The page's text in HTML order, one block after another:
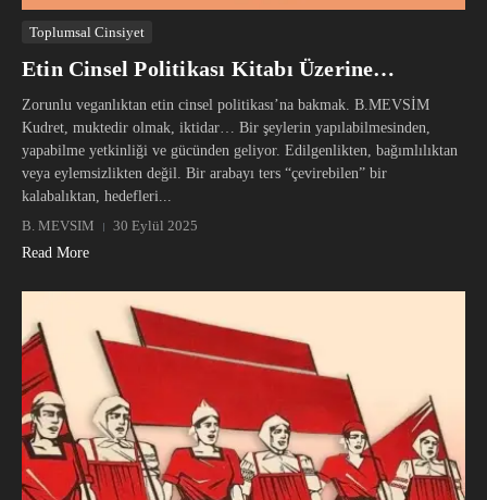
Toplumsal Cinsiyet
Etin Cinsel Politikası Kitabı Üzerine…
Zorunlu veganlıktan etin cinsel politikası’na bakmak. B.MEVSİM
Kudret, muktedir olmak, iktidar… Bir şeylerin yapılabilmesinden,
yapabilme yetkinliği ve gücünden geliyor. Edilgenlikten, bağımlılıktan
veya eylemsizlikten değil. Bir arabayı ters “çevirebilen” bir
kalabalıktan, hedefleri...
B. MEVSIM
30 Eylül 2025
Read More